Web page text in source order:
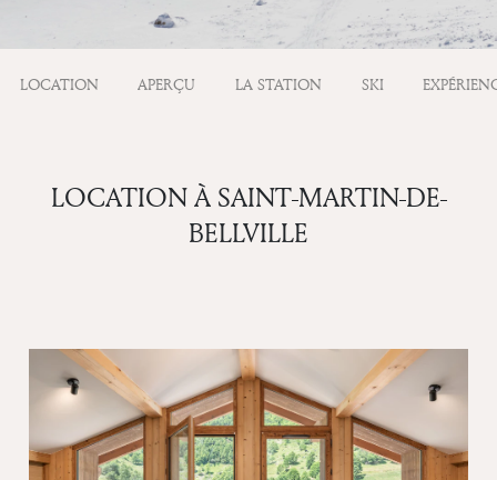
LOCATION APERÇU LA STATION SKI
LOCATION À SAINT-MARTIN-DE-
BELLVILLE